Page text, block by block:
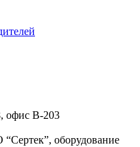
офис B-203
оборудование